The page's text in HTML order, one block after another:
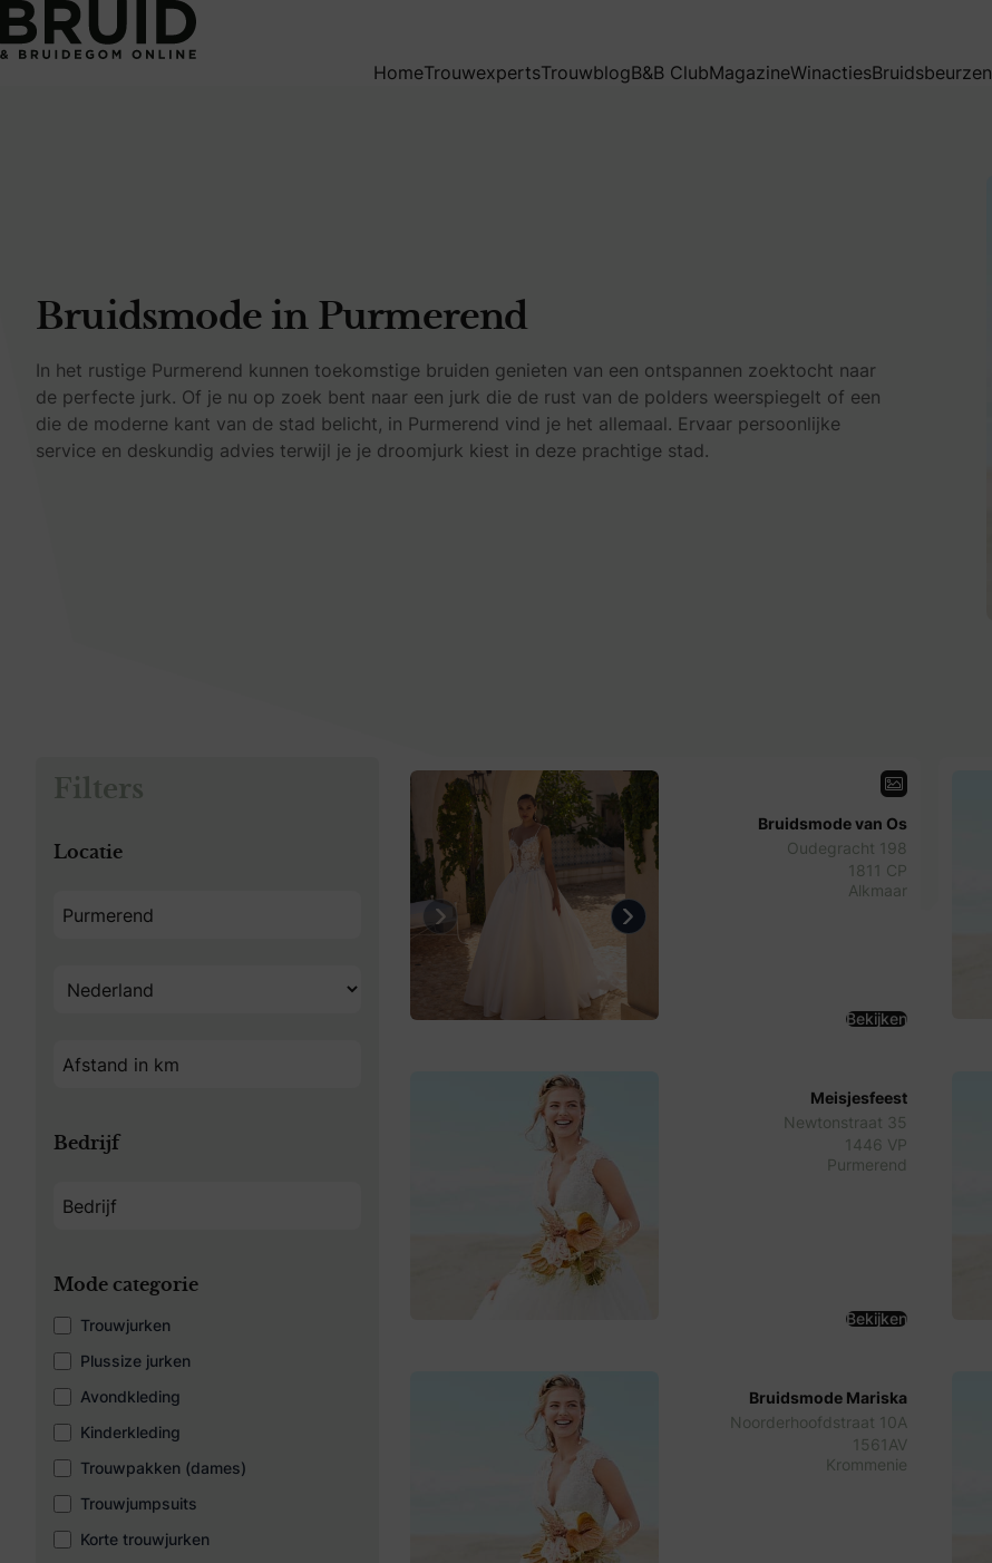
HomeTrouwexpertsTrouwblogB&B ClubMagazineWinactiesBruidsbeurzen
Bruidsmode in Purmerend
In het rustige Purmerend kunnen toekomstige bruiden genieten van een ontspannen zoektocht naar
de perfecte jurk. Of je nu op zoek bent naar een jurk die de rust van de polders weerspiegelt of een
die de moderne kant van de stad belicht, in Purmerend vind je het allemaal. Ervaar persoonlijke
service en deskundig advies terwijl je je droomjurk kiest in deze prachtige stad.
Filters
Locatie
Bedrijf
Mode categorie
Trouwjurken
Plussize jurken
Avondkleding
Kinderkleding
Trouwpakken (dames)
Trouwjumpsuits
Korte trouwjurken
Previous Next
Bruidsmode van Os
Oudegracht 198
1811 CP
Alkmaar
Bekijken
Meisjesfeest
Newtonstraat 35
1446 VP
Purmerend
Bekijken
Bruidsmode Mariska
Noorderhoofdstraat 10A
1561AV
Krommenie